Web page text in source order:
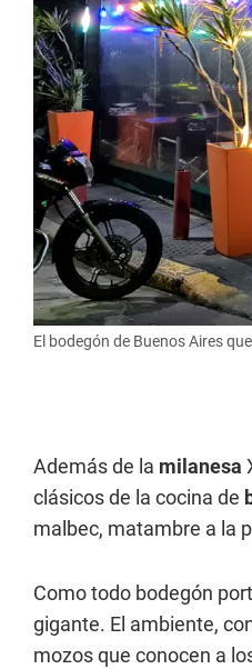
El bodegón de Buenos Aires
Además de la milanesa
clásicos de la cocina de
malbec, matambre a la
Como todo bodegón
gigante. El ambiente,
mozos que conocen a